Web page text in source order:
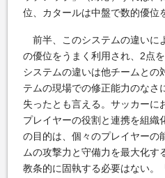
位、カタールは中盤で数的優位
前半、このシステムの違いに
の優位をうまく利用され、2点
システムの違いは他チームとの
テムの現場での修正能力のなさ
失ったとも言える。サッカーに
プレイヤーの役割と連携を組織
の目的は、個々のプレイヤーの
ムの攻撃力と守備力を最大化す
教条的に固執する必要はない。